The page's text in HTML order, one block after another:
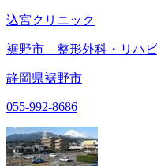
込宮クリニック
裾野市 整形外科・リハ
静岡県裾野市
055-992-8686